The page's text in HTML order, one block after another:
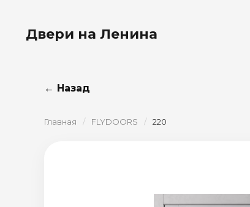
Двери на Ленина
← Назад
Главная / FLYDOORS / 220